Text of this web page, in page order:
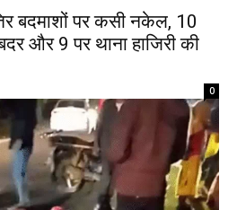
बदमाशों पर कसी नकेल, 10
और 9 पर थाना हाजिरी की
0